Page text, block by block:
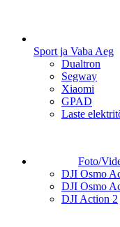
Sport ja Vaba Aeg
Dualtron
Segway
Xiaomi
GPAD
Laste
Foto/
DJI Osmo
DJI Osmo
DJI Action 2